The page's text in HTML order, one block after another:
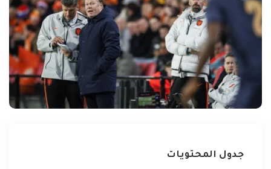
جدول المحتويات